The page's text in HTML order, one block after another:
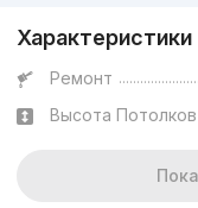
Характеристики
Ремонт
Высота Потолков